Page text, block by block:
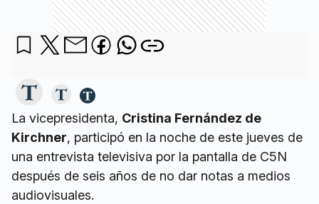
La vicepresidenta, Cristina Fernández de
Kirchner, participó en la noche de este jueves de
una entrevista televisiva por la pantalla de C5N
después de seis años de no dar notas a medios
audiovisuales.